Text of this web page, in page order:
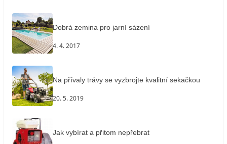
Dobrá zemina pro jarní sázení
4. 4. 2017
Na přívaly trávy se vyzbrojte kvalitní sekačkou
20. 5. 2019
Jak vybírat a přitom nepřebrat